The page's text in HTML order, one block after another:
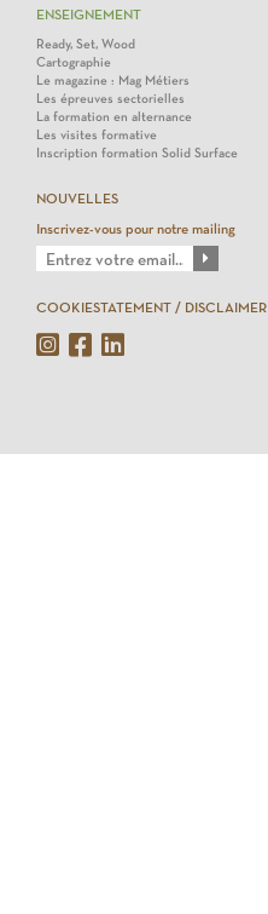
ENSEIGNEMENT
Ready, Set, Wood
Cartographie
Le magazine : Mag Métiers
Les épreuves sectorielles
La formation en alternance
Les visites formative
Inscription formation Solid Surface
NOUVELLES
Inscrivez-vous pour notre mailing
COOKIESTATEMENT / DISCLAIMER